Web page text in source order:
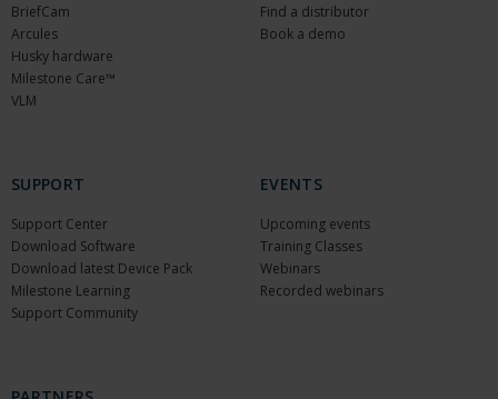
BriefCam
Arcules
Husky hardware
Milestone Care™
VLM
Find a distributor
Book a demo
SUPPORT
Support Center
Download Software
Download latest Device Pack
Milestone Learning
Support Community
EVENTS
Upcoming events
Training Classes
Webinars
Recorded webinars